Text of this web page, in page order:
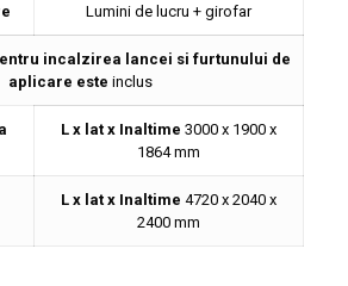
Lumini de lucru + girofar
incalzirea lancei si furtunului de
aplicare esteinclus
L x lat x Inaltime 3000 x 1900 x
1864 mm
L x lat x Inaltime 4720 x 2040 x
2400 mm